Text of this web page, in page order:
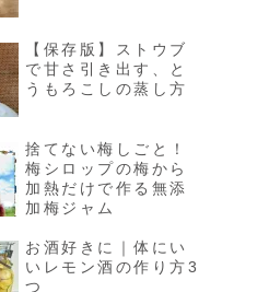
【保存版】ストウブ
で甘さ引き出す、と
うもろこしの蒸し方
捨てない梅しごと！
梅シロップの梅から
加熱だけで作る無添
加梅ジャム
お酒好きに｜体にい
いレモン酒の作り方3
つ